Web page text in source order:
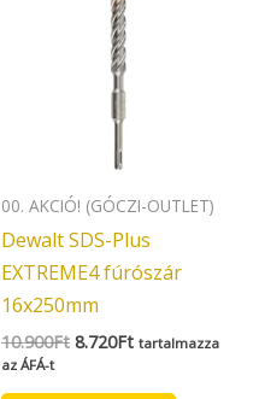
00. AKCIÓ! (GÓCZI-OUTLET)
Dewalt SDS-Plus
EXTREME4 fúrószár
16x250mm
10.900Ft
10.900Ft.
8.720Ft tartalmazza
az ÁFÁ-t